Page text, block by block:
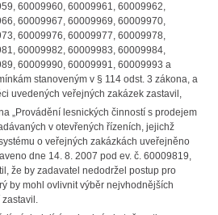
60009960, 60009961, 60009962,
60009967, 60009969, 60009970,
60009976, 60009977, 60009978,
60009982, 60009983, 60009984,
60009990, 60009991, 60009993 a
stanoveným v § 114 odst. 3 zákona, a
uvedených veřejných zakázek zastavil,
„Provádění lesnických činností s prodejem
v otevřených řízeních, jejichž
o veřejných zakázkách uveřejněno
dne 14. 8. 2007 pod ev. č. 60009819,
že by zadavatel nedodržel postup pro
by mohl ovlivnit výběr nejvhodnějších